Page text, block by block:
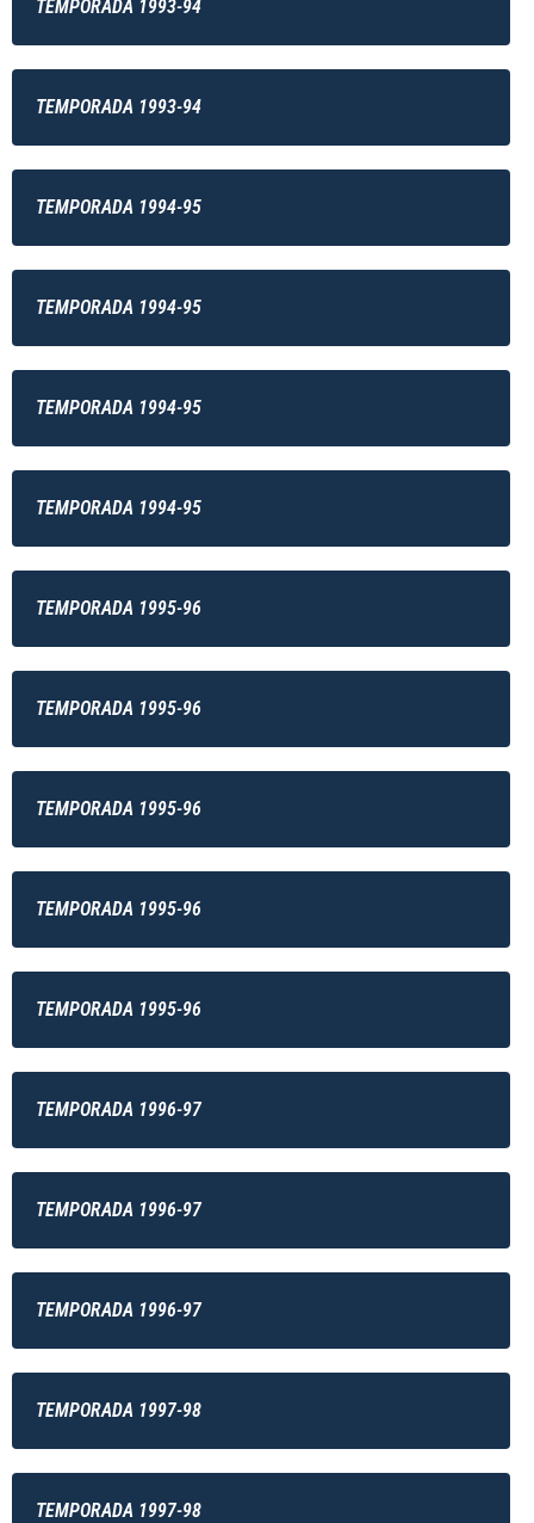
TEMPORADA 1993-94
TEMPORADA 1993-94
TEMPORADA 1994-95
TEMPORADA 1994-95
TEMPORADA 1994-95
TEMPORADA 1994-95
TEMPORADA 1995-96
TEMPORADA 1995-96
TEMPORADA 1995-96
TEMPORADA 1995-96
TEMPORADA 1995-96
TEMPORADA 1996-97
TEMPORADA 1996-97
TEMPORADA 1996-97
TEMPORADA 1997-98
TEMPORADA 1997-98